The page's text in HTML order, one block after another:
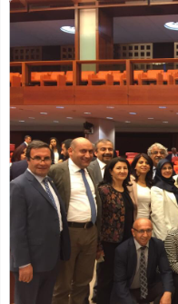
Resmi
Twitter'da
görüntüle